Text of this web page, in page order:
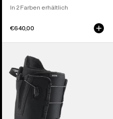
In 2 Farben erhältlich
€640,00
Snowboardboot
Herren